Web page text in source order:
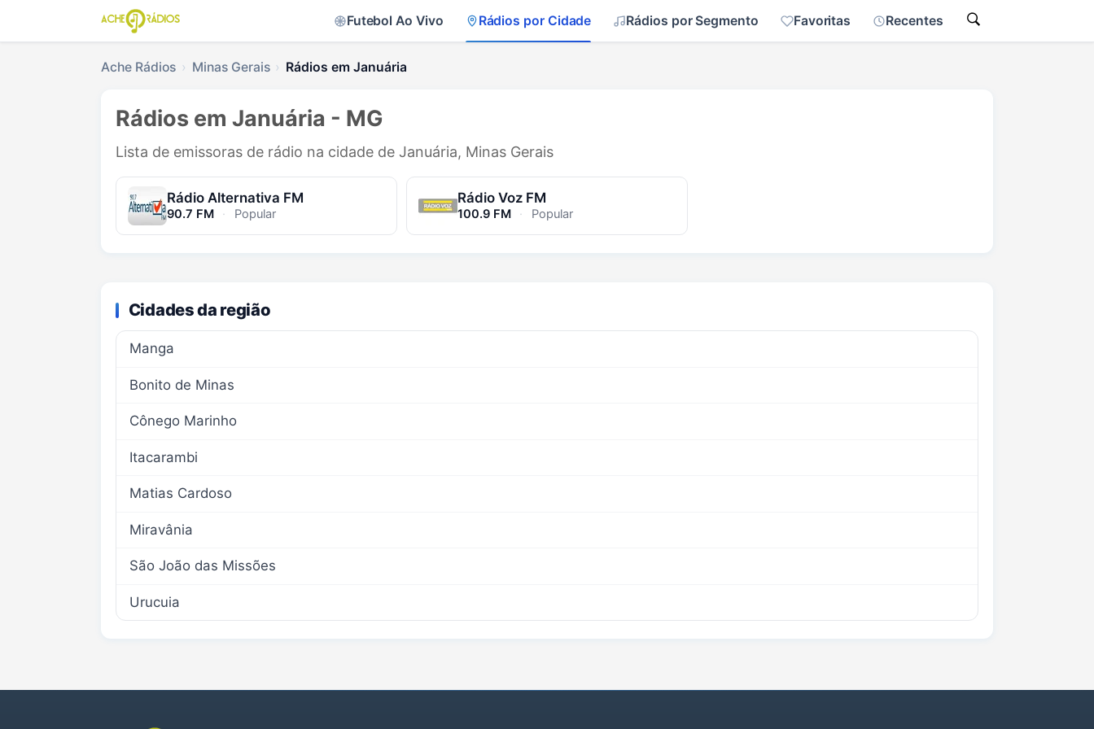
Futebol Ao Vivo Rádios por Cidade Rádios por Segmento Favoritas Recentes
Ache Rádios Minas Gerais Rádios em Januária
Rádios em Januária - MG
Lista de emissoras de rádio na cidade de Januária, Minas Gerais
Rádio Alternativa FM
90.7 FM · Popular
Rádio Voz FM
100.9 FM · Popular
Cidades da região
Manga
Bonito de Minas
Cônego Marinho
Itacarambi
Matias Cardoso
Miravânia
São João das Missões
Urucuia